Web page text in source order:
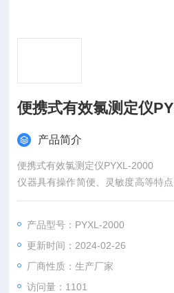
便携式有效氯测定仪
产品简介
便携式有效氯测定仪PYXL-2000
仪器具有操作简便、灵敏度高等特
品饮料、环境、医疗、化学、制药
快速检测。
产品型号：PYXL-2000
更新时间：2024-02-26
厂商性质：生产厂家
访问量：1101